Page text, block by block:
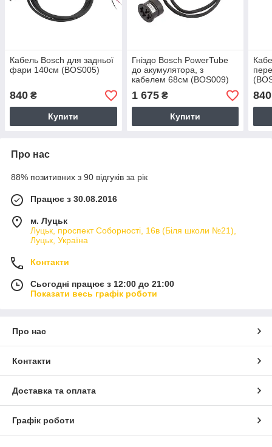
Кабель Bosch для задньої
фари 140см (BOS005)
840 ₴
Купити
Гніздо Bosch PowerTube
до акумулятора, з
кабелем 68см (BOS009)
1 675₴
Купити
840
Про нас
88% позитивних з 90 відгуків за рік
Працює з 30.08.2016
м. Луцьк
Луцьк, проспект Соборності, 16в (Біля школи №21),
Луцьк, Україна
Контакти
Сьогодні працює з 12:00 до 21:00
Показати весь графік роботи
Про нас
Контакти
Доставка та оплата
Графік роботи